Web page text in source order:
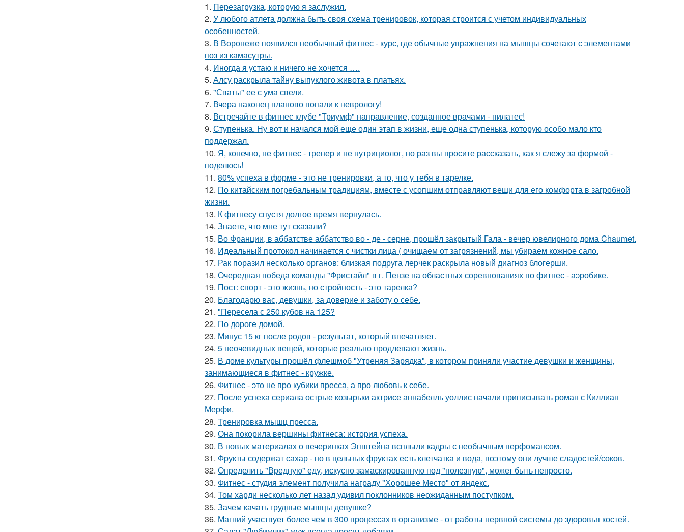
1. Перезагрузка, которую я заслужил.
2. У любого атлета должна быть своя схема тренировок, которая строится с учетом индивидуальных
особенностей.
3. В Воронеже появился необычный фитнес - курс, где обычные упражнения на мышцы сочетают с элементами
поз из камасутры.
4. Иногда я устаю и ничего не хочется ….
5. Алсу раскрыла тайну выпуклого живота в платьях.
6. "Сваты" ее с ума свели.
7. Вчера наконец планово попали к неврологу!
8. Встречайте в фитнес клубе "Триумф" направление, созданное врачами - пилатес!
9. Ступенька. Ну вот и начался мой еще один этап в жизни, еще одна ступенька, которую особо мало кто
поддержал.
10. Я, конечно, не фитнес - тренер и не нутрициолог, но раз вы просите рассказать, как я слежу за формой -
поделюсь!
11. 80% успеха в форме - это не тренировки, а то, что у тебя в тарелке.
12. По китайским погребальным традициям, вместе с усопшим отправляют вещи для его комфорта в загробной
жизни.
13. К фитнесу спустя долгое время вернулась.
14. Знаете, что мне тут сказали?
15. Во Франции, в аббатстве аббатство во - де - серне, прошёл закрытый Гала - вечер ювелирного дома Chaumet.
16. Идеальный протокол начинается с чистки лица ( очищаем от загрязнений, мы убираем кожное сало.
17. Рак поразил несколько органов: близкая подруга лерчек раскрыла новый диагноз блогерши.
18. Очередная победа команды "Фристайл" в г. Пензе на областных соревнованиях по фитнес - аэробике.
19. Пост: спорт - это жизнь, но стройность - это тарелка?
20. Благодарю вас, девушки, за доверие и заботу о себе.
21. "Пересела с 250 кубов на 125?
22. По дороге домой.
23. Минус 15 кг после родов - результат, который впечатляет.
24. 5 неочевидных вещей, которые реально продлевают жизнь.
25. В доме культуры прошёл флешмоб "Утреняя Зарядка", в котором приняли участие девушки и женщины,
занимающиеся в фитнес - кружке.
26. Фитнес - это не про кубики пресса, а про любовь к себе.
27. После успеха сериала острые козырьки актрисе аннабелль уоллис начали приписывать роман с Киллиан
Мерфи.
28. Тренировка мышц пресса.
29. Она покорила вершины фитнеса: история успеха.
30. В новых материалах о вечеринках Эпштейна всплыли кадры с необычным перфомансом.
31. Фрукты содержат сахар - но в цельных фруктах есть клетчатка и вода, поэтому они лучше сладостей/соков.
32. Определить "Вредную" еду, искусно замаскированную под "полезную", может быть непросто.
33. Фитнес - студия элемент получила награду "Хорошее Место" от яндекс.
34. Том харди несколько лет назад удивил поклонников неожиданным поступком.
35. Зачем качать грудные мышцы девушке?
36. Магний участвует более чем в 300 процессах в организме - от работы нервной системы до здоровья костей.